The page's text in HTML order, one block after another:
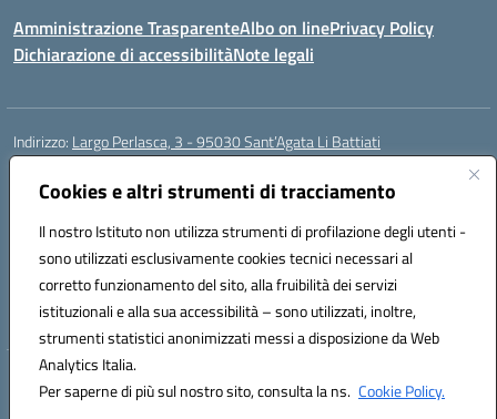
Cookies e altri strumenti di tracciamento
Il nostro Istituto non utilizza strumenti di profilazione degli utenti -
sono utilizzati esclusivamente cookies tecnici necessari al
corretto funzionamento del sito, alla fruibilità dei servizi
istituzionali e alla sua accessibilità – sono utilizzati, inoltre,
strumenti statistici anonimizzati messi a disposizione da Web
Analytics Italia.
Per saperne di più sul nostro sito, consulta la ns. Cookie Policy.
Amministrazione TrasparenteAlbo on linePrivacy Policy
Dichiarazione di accessibilitàNote legali
Indirizzo: Largo Perlasca, 3 - 95030 Sant’Agata Li Battiati
Centralino:095241747 - 095213583 Email:ctic8bl002@istruzione.it
Posta elettronica certificata (PEC):ctic8bl002@pec.istruzione.it
Codice fiscale: 93253680875
Codice meccanografico:CTIC8BL002
Codice Indice delle Pubbliche Amministrazioni (IPA): 7UKG69R2
Codice unico di fatturazione (CUF): F8M4AH
Hosting & Powered by 3D Solution S.r.l.
Concept & Design by Designers Italia